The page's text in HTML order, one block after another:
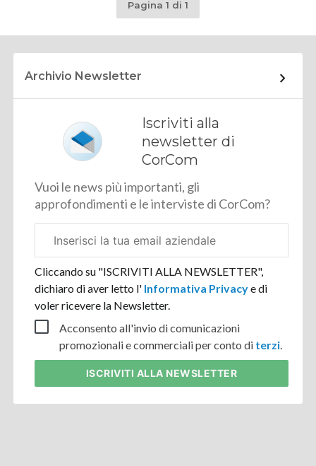
Pagina 1 di 1
Archivio Newsletter
Iscriviti alla
newsletter di
CorCom
Vuoi le news più importanti, gli
approfondimenti e le interviste di CorCom?
aziendale
Cliccando su "ISCRIVITI ALLA NEWSLETTER",
dichiaro di aver letto l' Informativa Privacye di
voler ricevere la Newsletter.
Acconsento all'invio di comunicazioni
promozionali e commerciali per conto di terzi.
ISCRIVITI ALLA NEWSLETTER